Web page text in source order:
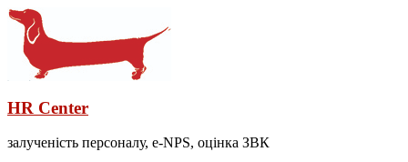
HR Center
залученість персоналу, e-NPS, оцінка ЗВК